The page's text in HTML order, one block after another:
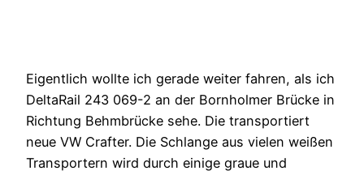
Eigentlich wollte ich gerade weiter fahren, als ich
DeltaRail 243 069-2 an der Bornholmer Brücke in
Richtung Behmbrücke sehe. Die transportiert
neue VW Crafter. Die Schlange aus vielen weißen
Transportern wird durch einige graue und